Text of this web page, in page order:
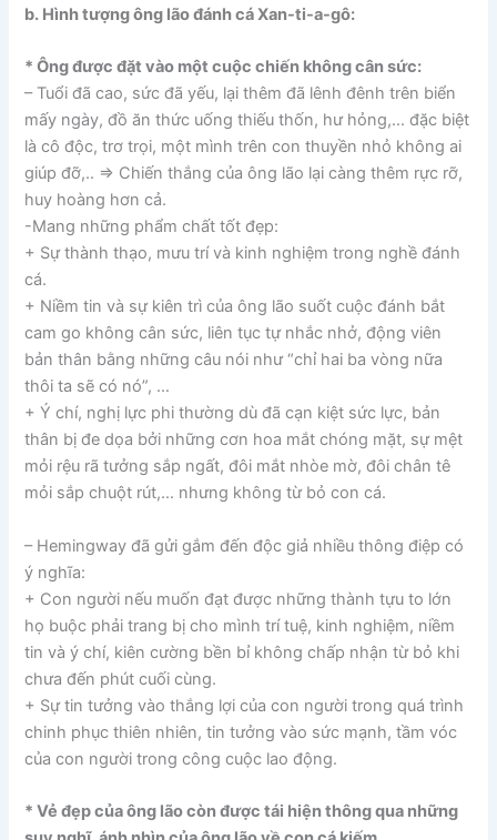
b. Hình tượng ông lão đánh cá Xan-ti-a-gô:
* Ông được đặt vào một cuộc chiến không cân sức:
– Tuổi đã cao, sức đã yếu, lại thêm đã lênh đênh trên biển
mấy ngày, đồ ăn thức uống thiếu thốn, hư hỏng,… đặc biệt
là cô độc, trơ trọi, một mình trên con thuyền nhỏ không ai
giúp đỡ,.. => Chiến thắng của ông lão lại càng thêm rực rỡ,
huy hoàng hơn cả.
-Mang những phẩm chất tốt đẹp:
+ Sự thành thạo, mưu trí và kinh nghiệm trong nghề đánh
cá.
+ Niềm tin và sự kiên trì của ông lão suốt cuộc đánh bắt
cam go không cân sức, liên tục tự nhắc nhở, động viên
bản thân bằng những câu nói như “chỉ hai ba vòng nữa
thôi ta sẽ có nó”, …
+ Ý chí, nghị lực phi thường dù đã cạn kiệt sức lực, bản
thân bị đe dọa bởi những cơn hoa mắt chóng mặt, sự mệt
mỏi rệu rã tưởng sắp ngất, đôi mắt nhòe mờ, đôi chân tê
mỏi sắp chuột rút,… nhưng không từ bỏ con cá.
– Hemingway đã gửi gắm đến độc giả nhiều thông điệp có
ý nghĩa:
+ Con người nếu muốn đạt được những thành tựu to lớn
họ buộc phải trang bị cho mình trí tuệ, kinh nghiệm, niềm
tin và ý chí, kiên cường bền bỉ không chấp nhận từ bỏ khi
chưa đến phút cuối cùng.
+ Sự tin tưởng vào thắng lợi của con người trong quá trình
chinh phục thiên nhiên, tin tưởng vào sức mạnh, tầm vóc
của con người trong công cuộc lao động.
* Vẻ đẹp của ông lão còn được tái hiện thông qua những